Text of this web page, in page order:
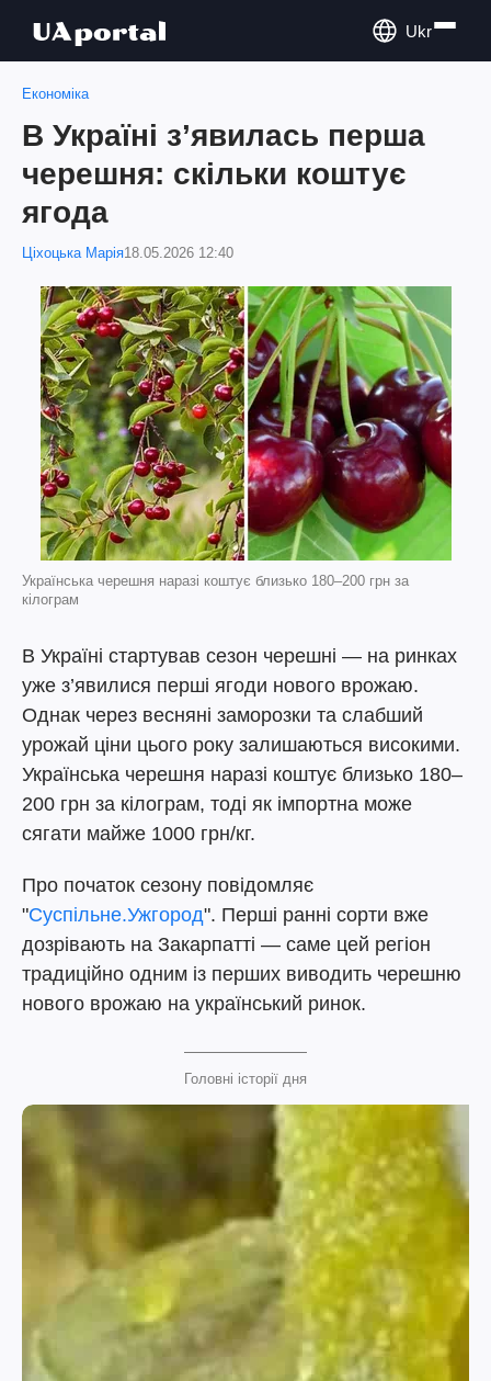
Ukr
Економіка
В Україні зʼявилась перша
черешня: скільки коштує
ягода
Ціхоцька Марія18.05.2026 12:40
Українська черешня наразі коштує близько 180–200 грн за
кілограм
В Україні стартував сезон черешні — на ринках
уже з’явилися перші ягоди нового врожаю.
Однак через весняні заморозки та слабший
урожай ціни цього року залишаються високими.
Українська черешня наразі коштує близько 180–
200 грн за кілограм, тоді як імпортна може
сягати майже 1000 грн/кг.
Про початок сезону повідомляє
"Суспільне.Ужгород". Перші ранні сорти вже
дозрівають на Закарпатті — саме цей регіон
традиційно одним із перших виводить черешню
нового врожаю на український ринок.
Головні історії дня